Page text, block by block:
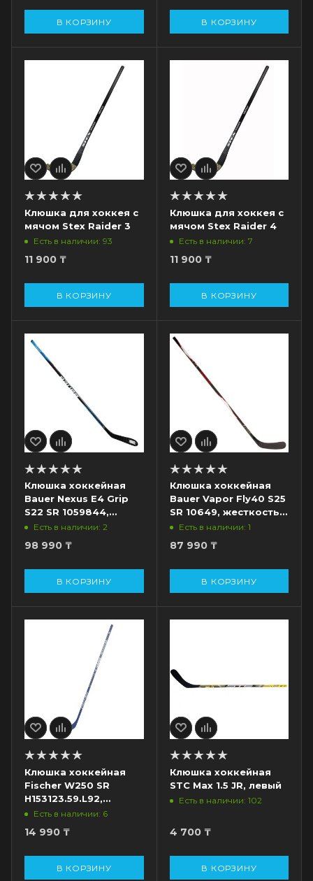
В КОРЗИНУ В КОРЗИНУ
Клюшка для хоккея с
мячом Stex Raider 3
Есть в наличии: 93
11 900 ₸
В КОРЗИНУ
Клюшка для хоккея с
мячом Stex Raider 4
Есть в наличии: 7
11 900₸
В КОРЗИНУ
Клюшка хоккейная
Bauer Nexus E4 Grip
S22 SR 1059844,
жесткость 87, загиб
Есть в наличии: 2
98 990 ₸
В КОРЗИНУ
Клюшка хоккейная
Bauer Vapor Fly40 S25
SR 10649, жесткость
87, загиб P28, левый
Есть в наличии: 1
87 990₸
В КОРЗИНУ
Клюшка хоккейная
Fischer W250 SR
H153123.59.L92,
жесткость 70, загиб
Есть в наличии: 6
14 990 ₸
В КОРЗИНУ
Клюшка хоккейная
STC Max 1.5 JR, левый
Есть в наличии: 102
4 700₸
В КОРЗИНУ